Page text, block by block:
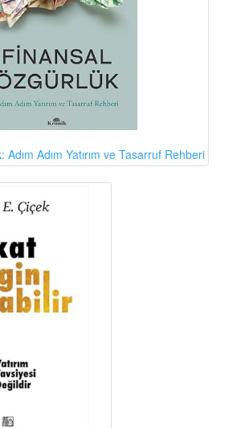
Adım Yatırım ve Tasarruf Rehberi